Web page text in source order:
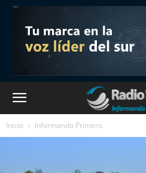
Inicio Informando Primero